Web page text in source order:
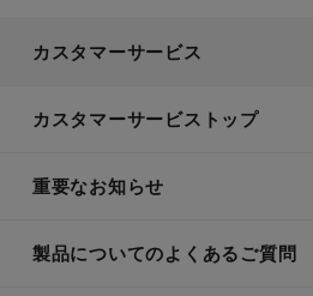
カスタマーサービス
カスタマーサービストップ
重要なお知らせ
製品についてのよくあるご質問